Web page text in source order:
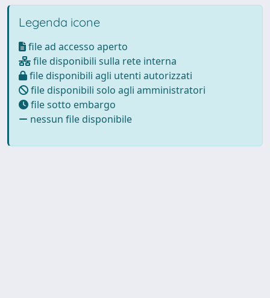
Legenda icone
file ad accesso aperto
file disponibili sulla rete interna
file disponibili agli utenti autorizzati
file disponibili solo agli amministratori
file sotto embargo
nessun file disponibile